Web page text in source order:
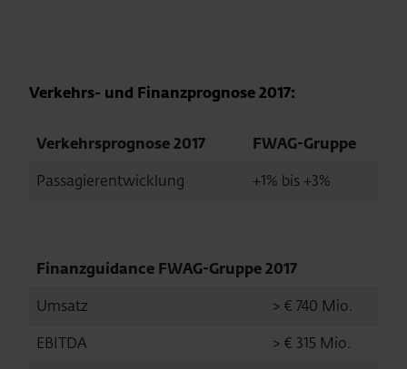
Verkehrs- und Finanzprognose 2017:
Verkehrsprognose 2017 FWAG-Gruppe
Passagierentwicklung
+1% bis +3%
Finanzguidance FWAG-Gruppe 2017
Umsatz
> € 740 Mio.
EBITDA
> € 315 Mio.